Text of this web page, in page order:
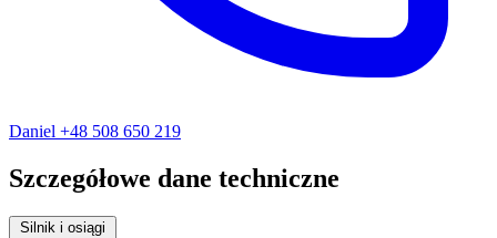
Daniel +48 508 650 219
Szczegółowe dane techniczne
Silnik i osiągi